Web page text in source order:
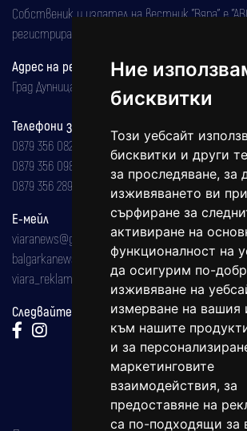
Ние
бисквитки
Този уебсайт
бисквитки и други
за проследяване, за
изживяването ви при
сърфиране за
активиране на
функционалност на
да осигурим по-
изживяване на
измерване на вашия
към нашите
и за
маркетинговите
взаимодействия, за
предоставяне на
са по-подходящи за
Собственик и издател на вестник "Вяра" е
регистрирана на 08.05.2002 година.
Адрес на редакцията
Град Дупница, ул.''Христо Ботев" 43
Телефони за реклама и абонаменти
0879 356 082
0879 356 098
0879 356 289
Е-мейл
viaranews@gmail.com
balgarkanews@gmail.com
viara_reklama@mail.bg
Следвайте ни: